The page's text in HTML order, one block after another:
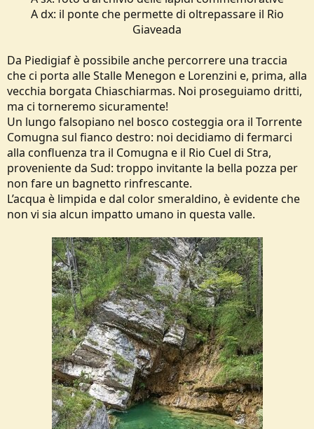
A dx: il ponte che permette di oltrepassare il Rio
Giaveada
Da Piedigiaf è possibile anche percorrere una traccia
che ci porta alle Stalle Menegon e Lorenzini e, prima, alla
vecchia borgata Chiaschiarmas. Noi proseguiamo dritti,
ma ci torneremo sicuramente!
Un lungo falsopiano nel bosco costeggia ora il Torrente
Comugna sul fianco destro: noi decidiamo di fermarci
alla confluenza tra il Comugna e il Rio Cuel di Stra,
proveniente da Sud: troppo invitante la bella pozza per
non fare un bagnetto rinfrescante.
L’acqua è limpida e dal color smeraldino, è evidente che
non vi sia alcun impatto umano in questa valle.